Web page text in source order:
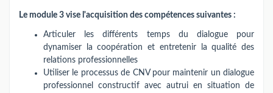
Le module 3 vise l'acquisition des compétences suivantes :
Articuler les différents temps du dialogue pour
dynamiser la coopération et entretenir la qualité des
relations professionnelles
Utiliser le processus de CNV pour maintenir un dialogue
professionnel constructif avec autrui en situation de